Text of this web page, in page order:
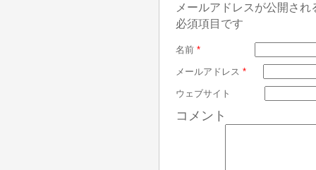
メールアドレスが公開さ
必須項目です
名前 *
メールアドレス *
ウェブサイト
コメント